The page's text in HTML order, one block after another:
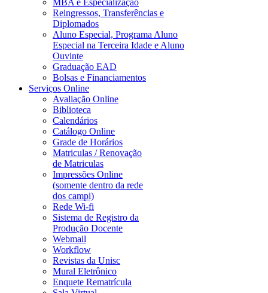
MBA e Especialização
Reingressos, Transferências e
Diplomados
Aluno Especial, Programa Aluno
Especial na Terceira Idade e Aluno
Ouvinte
Graduação EAD
Bolsas e Financiamentos
Serviços Online
Avaliação Online
Biblioteca
Calendários
Catálogo Online
Grade de Horários
Matriculas / Renovação
de Matriculas
Impressões Online
(somente dentro da rede
dos campi)
Rede Wi-fi
Sistema de Registro da
Produção Docente
Webmail
Workflow
Revistas da Unisc
Mural Eletrônico
Enquete Rematrícula